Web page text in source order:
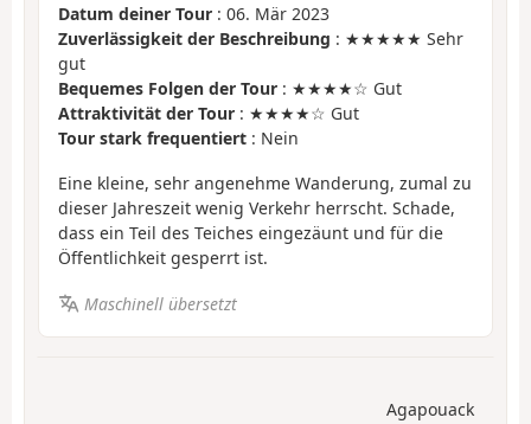
Datum deiner Tour : 06. Mär 2023
Zuverlässigkeit der Beschreibung : ★★★★★ Sehr
gut
Bequemes Folgen der Tour : ★★★★☆ Gut
Attraktivität der Tour : ★★★★☆ Gut
Tour stark frequentiert : Nein
Eine kleine, sehr angenehme Wanderung, zumal zu
dieser Jahreszeit wenig Verkehr herrscht. Schade,
dass ein Teil des Teiches eingezäunt und für die
Öffentlichkeit gesperrt ist.
Maschinell übersetzt
Agapouack